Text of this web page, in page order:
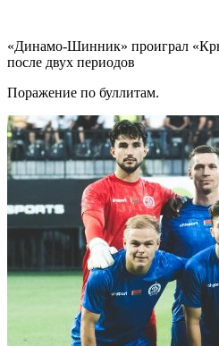
«Динамо-Шинник» проиграл
после двух периодов
Поражение по буллитам.